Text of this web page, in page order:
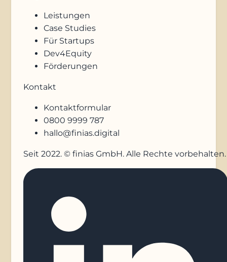
Leistungen
Case Studies
Für Startups
Dev4Equity
Förderungen
Kontakt
Kontaktformular
0800 9999 787
hallo@finias.digital
Seit 2022. © finias GmbH. Alle Rechte vorbehalten.